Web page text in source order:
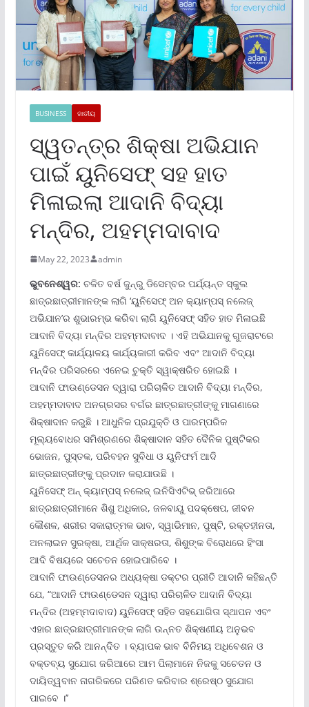
BUSINESS ଜାତୀୟ
ସ୍ୱତନ୍ତ୍ର ଶିକ୍ଷା ଅଭିଯାନ
ପାଇଁ ୟୁନିସେଫ୍ ସହ ହାତ
ମିଳାଇଲା ଆଦାନି ବିଦ୍ୟା
ମନ୍ଦିର, ଅହମ୍ମଦାବାଦ
May 22, 2023 admin
ଭୁବନେଶ୍ୱର: ଚଳିତ ବର୍ଷ ଜୁନ୍‌ରୁ ଡିସେମ୍ବର ପର୍ଯ୍ୟନ୍ତ ସ୍କୁଲ
ଛାତ୍ରଛାତ୍ରୀମାନଙ୍କ ଲାଗି ‘ୟୁନିସେଫ୍ ଅନ କ୍ୟାମ୍ପସ୍ ନଲେଜ୍
ଅଭିଯାନ’ର ଶୁଭାରମ୍ଭ କରିବା ଲାଗି ୟୁନିସେଫ୍ ସହିତ ହାତ ମିଳାଇଛି
ଆଦାନି ବିଦ୍ୟା ମନ୍ଦିର ଅହମ୍ମଦାବାଦ । ଏହି ଅଭିଯାନକୁ ଗୁଜରାଟରେ
ୟୁନିସେଫ୍ କାର୍ଯ୍ୟାଳୟ କାର୍ଯ୍ୟକାରୀ କରିବ ଏବଂ ଆଦାନି ବିଦ୍ୟା
ମନ୍ଦିର ପରିସରରେ ଏନେଇ ଚୁକ୍ତି ସ୍ୱାକ୍ଷରିତ ହୋଇଛି ।
ଆଦାନି ଫାଉଣ୍ଡେସନ ଦ୍ୱାରା ପରିଚାଳିତ ଆଦାନି ବିଦ୍ୟା ମନ୍ଦିର,
ଅହମ୍ମଦାବାଦ ଅନଗ୍ରସର ବର୍ଗର ଛାତ୍ରଛାତ୍ରୀଙ୍କୁ ମାଗଣାରେ
ଶିକ୍ଷାଦାନ କରୁଛି । ଆଧୁନିକ ପ୍ରଯୁକ୍ତି ଓ ପାରମ୍ପରିକ
ମୂଲ୍ୟବୋଧର ସମିଶ୍ରଣରେ ଶିକ୍ଷାଦାନ ସହିତ ଦୈନିକ ପୁଷ୍ଟିକର
ଭୋଜନ, ପୁସ୍ତକ, ପରିବହନ ସୁବିଧା ଓ ୟୁନିଫର୍ମ ଆଦି
ଛାତ୍ରଛାତ୍ରୀଙ୍କୁ ପ୍ରଦାନ କରାଯାଉଛି ।
ୟୁନିସେଫ୍ ଅନ୍ କ୍ୟାମ୍ପସ୍ ନଲେଜ୍ ଇନିସିଏଟିଭ୍ ଜରିଆରେ
ଛାତ୍ରଛାତ୍ରୀମାନେ ଶିଶୁ ଅଧିକାର, ଜଳବାୟୁ ପଦକ୍ଷେପ, ଜୀବନ
କୌଶଳ, ଶରୀର ସକାରାତ୍ମକ ଭାବ, ସ୍ୱାଭିମାନ, ପୁଷ୍ଟି, ରକ୍ତହୀନତା,
ଅନଲାଇନ ସୁରକ୍ଷା, ଆର୍ଥିକ ସାକ୍ଷରତା, ଶିଶୁଙ୍କ ବିରୋଧରେ ହିଂସା
ଆଦି ବିଷୟରେ ସଚେତନ ହୋଇପାରିବେ ।
ଆଦାନି ଫାଉଣ୍ଡେସନର ଅଧ୍ୟକ୍ଷା ଡକ୍ଟର ପ୍ରୀତି ଆଦାନି କହିଛନ୍ତି
ଯେ, “ଆଦାନି ଫାଉଣ୍ଡେସନ ଦ୍ୱାରା ପରିଚାଳିତ ଆଦାନି ବିଦ୍ୟା
ମନ୍ଦିର (ଅହମ୍ମଦାବାଦ) ୟୁନିସେଫ୍ ସହିତ ସହଯୋଗିତା ସ୍ଥାପନ ଏବଂ
ଏହାର ଛାତ୍ରଛାତ୍ରୀମାନଙ୍କ ଲାଗି ଉନ୍ନତ ଶିକ୍ଷଣୀୟ ଅନୁଭବ
ପ୍ରସ୍ତୁତ କରି ଆନନ୍ଦିତ । ବ୍ୟାପକ ଭାବ ବିନିମୟ ଅଧିବେଶନ ଓ
ବକ୍ତବ୍ୟ ସୁଯୋଗ ଜରିଆରେ ଆମ ପିଲାମାନେ ନିଜକୁ ସଚେତନ ଓ
ଦାୟିତ୍ୱବାନ ନାଗରିକରେ ପରିଣତ କରିବାର ଶ୍ରେଷ୍ଠ ସୁଯୋଗ
ପାଇବେ ।’’